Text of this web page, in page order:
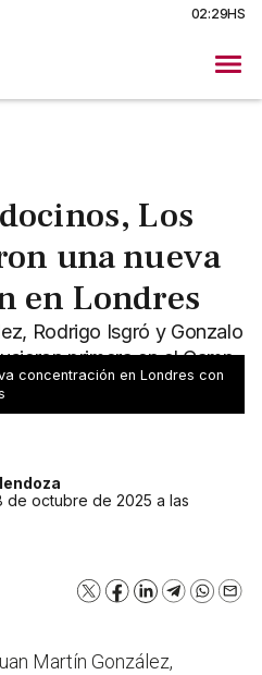
02:29HS
Los
una nueva
en Londres
Rodrigo Isgró y Gonzalo
primera en el Camp
concentración en Londres con
de octubre de 2025 a las
X Facebook
LinkedInTelegram
Martín González,